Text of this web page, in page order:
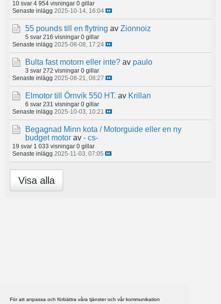
För att anpassa och förbättra våra tjänster och vår kommunikation
10 svar 4 954 visningar 0 gillar
Senaste inlägg 2025-10-14, 16:04
55 pounds till en flytring av Zionnoiz
5 svar 216 visningar 0 gillar
Senaste inlägg 2025-08-08, 17:24
Bulta fast motorn eller inte? av paulo
3 svar 272 visningar 0 gillar
Senaste inlägg 2025-08-21, 08:27
Elmotor till Örnvik 550 HT. av Krillan
6 svar 231 visningar 0 gillar
Senaste inlägg 2025-10-03, 10:21
Begagnad Minn kota / Motorguide eller en ny
budget motor av - cs-
19 svar 1 033 visningar 0 gillar
Senaste inlägg 2025-11-03, 07:05
Visa alla